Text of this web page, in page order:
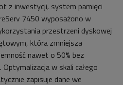
z inwestycji, system pamięci
7450 wyposażono w
przestrzeni dyskowej
która zmniejsza
nawet o 50% bez
w skali całego
zapisuje dane we